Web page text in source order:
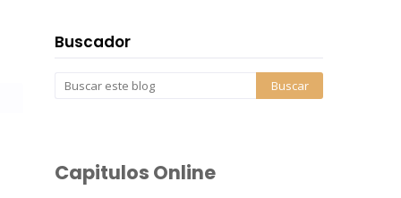
Buscador
Capitulos Online